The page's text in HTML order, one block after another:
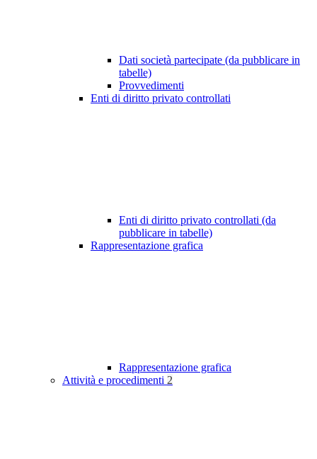
Dati società partecipate (da pubblicare in
tabelle)
Provvedimenti
Enti di diritto privato controllati
Enti di diritto privato controllati (da
pubblicare in tabelle)
Rappresentazione grafica
Rappresentazione grafica
Attività e procedimenti 2